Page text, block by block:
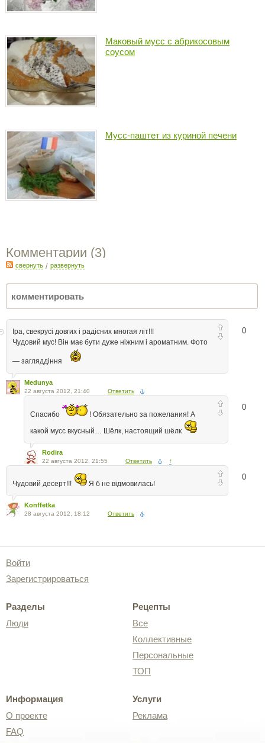
Маковый мусс с абрикосовым
соусом
Мусс-паштет из куриной печени
Комментарии (3)
свернуть / развернуть
0
Іра, свекрусі довгих і радісних многая літ!!!
Чудовий мус! Він має бути дуже ніжним і ароматним. Фото
— загляддіння
Medunya
22 августа 2012, 21:40 Ответить
0
Спасибо
! Обязательно за пожелания! А
какой мусс вкусный… Шёлк, настоящий шёлк
Rodira
22 августа 2012, 21:55 Ответить ↑
0
Чудовий десерт!!! Я б не відмовилась!
Konffetka
28 августа 2012, 18:12 Ответить
Войти
Зарегистрироваться
Разделы
Люди
Рецепты
Все
Коллективные
Персональные
ТОП
Информация
О проекте
FAQ
Услуги
Реклама